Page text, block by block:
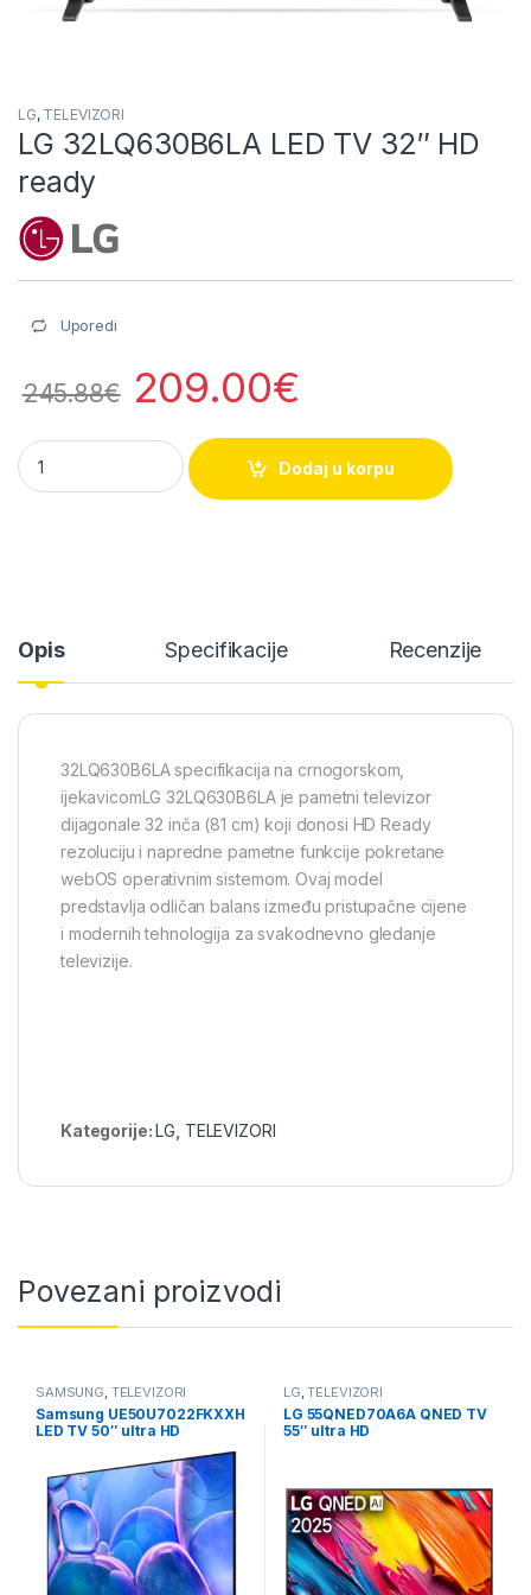
LG, TELEVIZORI
LG 32LQ630B6LA LED TV 32″ HD
ready
Uporedi
245.88€ 209.00€
LG 32LQ630B6LA LED TV 32" HD ready quantity
Dodaj u korpu
Opis Specifikacije Recenzije
32LQ630B6LA specifikacija na crnogorskom,
ijekavicomLG 32LQ630B6LA je pametni televizor
dijagonale 32 inča (81 cm) koji donosi HD Ready
rezoluciju i napredne pametne funkcije pokretane
webOS operativnim sistemom. Ovaj model
predstavlja odličan balans između pristupačne cijene
i modernih tehnologija za svakodnevno gledanje
televizije.
Kategorije:LG TELEVIZORI
Povezani proizvodi
SAMSUNG, TELEVIZORI
Samsung UE50U7022FKXXH
LED TV 50″ ultra HD
LG,TELEVIZORI
LG 55QNED70A6A QNED TV
55″ ultra HD